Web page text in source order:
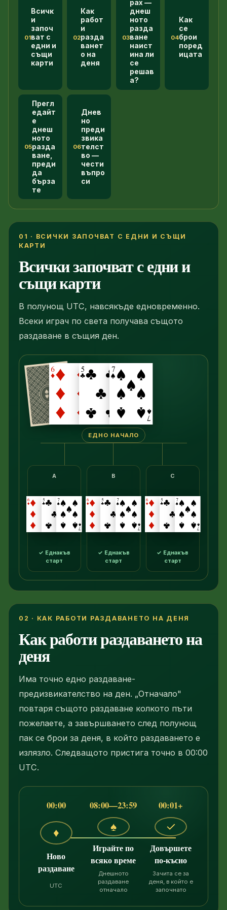
01
Всичк
и
започ
ват с
едни и
същи
карти
02
Как
работ
и
разда
ванет
о на
деня
03
рах —
днеш
ното
разда
ване
наист
ина ли
се
решав
а?
04
Как
се
брои
поред
ицата
05
Прегл
едайт
е
днеш
ното
разда
ване,
преди
да
бърза
те
06
Днев
но
преди
звика
телст
во —
чести
въпро
си
01 · ВСИЧКИ ЗАПОЧВАТ С ЕДНИ И СЪЩИ
КАРТИ
Всички започват с едни и
същи карти
В полунощ UTC, навсякъде едновременно.
Всеки играч по света получава същото
раздаване в същия ден.
ЕДНО НАЧАЛО
A
✓ Еднакъв
старт
B
✓ Еднакъв
старт
C
✓ Еднакъв
старт
02 · КАК РАБОТИ РАЗДАВАНЕТО НА ДЕНЯ
Как работи раздаването на
деня
Има точно едно раздаване-
предизвикателство на ден. „Отначало"
повтаря същото раздаване колкото пъти
пожелаете, а завършването след полунощ
пак се брои за деня, в който раздаването е
излязло. Следващото пристига точно в 00:00
UTC.
00:00
♦
Ново
раздаване
UTC
08:00—23:59
♠
Играйте по
всяко време
Днешното
раздаване
отначало
00:01+
✓
Довършете
по-късно
Зачита се за
деня, в който е
започнато